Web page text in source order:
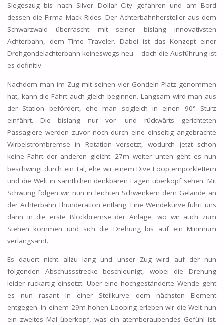
Siegeszug bis nach Silver Dollar City gefahren und am Bord
dessen die Firma Mack Rides. Der Achterbahnhersteller aus dem
Schwarzwald überrascht mit seiner bislang innovativsten
Achterbahn, dem Time Traveler. Dabei ist das Konzept einer
Drehgondelachterbahn keineswegs neu – doch die Ausführung ist
es definitiv.
Nachdem man im Zug mit seinen vier Gondeln Platz genommen
hat, kann die Fahrt auch gleich beginnen. Langsam wird man aus
der Station befördert, ehe man sogleich in einen 90° Sturz
einfährt. Die bislang nur vor- und rückwärts gerichteten
Passagiere werden zuvor noch durch eine einseitig angebrachte
Wirbelstrombremse in Rotation versetzt, wodurch jetzt schon
keine Fahrt der anderen gleicht. 27m weiter unten geht es nun
beschwingt durch ein Tal, ehe wir einem Dive Loop emporklettern
und die Welt in sämtlichen denkbaren Lagen überkopf sehen. Mit
Schwung folgen wir nun in leichten Schwenkern dem Gelände an
der Achterbahn Thunderation entlang. Eine Wendekurve führt uns
dann in die erste Blockbremse der Anlage, wo wir auch zum
Stehen kommen und sich die Drehung bis auf ein Minimum
verlangsamt.
Es dauert nicht allzu lang und unser Zug wird auf der nun
folgenden Abschussstrecke beschleunigt, wobei die Drehung
leider ruckartig einsetzt. Über eine hochgeständerte Wende geht
es nun rasant in einer Steilkurve dem nächsten Element
entgegen. In einem 29m hohen Looping erleben wir die Welt nun
ein zweites Mal überkopf, was ein atemberaubendes Gefühl ist.